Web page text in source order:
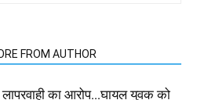
FROM AUTHOR
का आरोप…घायल युवक को